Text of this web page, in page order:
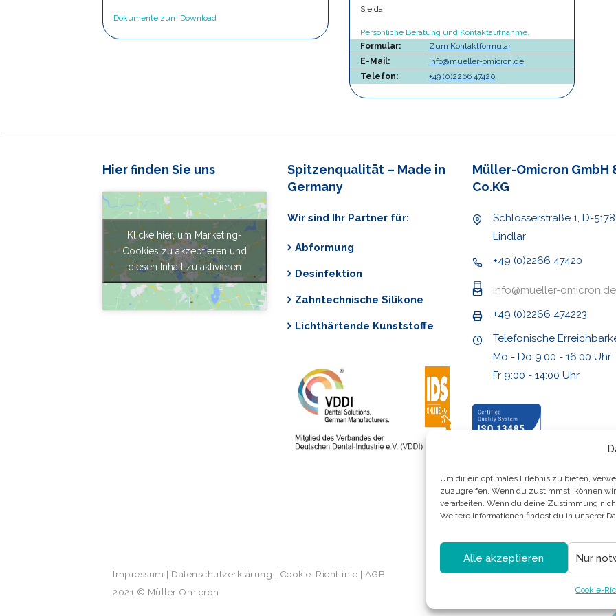
Um dir ein optimales Erlebnis zu bieten,
zuzugreifen. Wenn du zustimmst, können
verarbeiten. Wenn du deine Zustimmung
Weitere Informationen findest du in unserer
Alle akzeptieren Nur
Cookie-
Dokumente zum Download
Sie da.
Persönliche Beratung und Kontaktaufnahme.
Formular:
Zum Kontaktformular
E-Mail:
info@mueller-omicron.de
Telefon:
+49 (0)2266 47420
Hier finden Sie uns
Klicke hier, um Marketing-
Cookies zu akzeptieren und
diesen Inhalt zu aktivieren
Spitzenqualität – Made in
Germany
Wir sind Ihr Partner für:
Abformung
Desinfektion
Zahntechnische Silikone
Lichthärtende Kunststoffe
Müller-Omicron GmbH
Co.KG
Schlosserstraße 1, D-
Lindlar
+49 (0)2266 47420
info@mueller-omicron.de
+49 (0)2266 474223
Telefonische
Mo - Do 9:00 - 16:00 Uhr
Fr 9:00 - 14:00 Uhr
Impressum | Datenschutzerklärung | Cookie-Richtlinie | AGB
2021 © Müller Omicron